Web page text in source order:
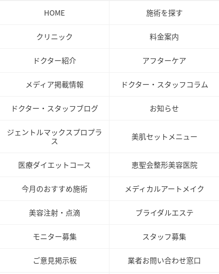
HOME 施術を探す
クリニック 料金案内
ドクター紹介 アフターケア
メディア掲載情報 ドクター・スタッフコラム
ドクター・スタッフブログ お知らせ
ジェントルマックスプロプラ
ス
美肌セットメニュー
医療ダイエットコース 恵聖会整形美容医院
今月のおすすめ施術 メディカルアートメイク
美容注射・点滴 ブライダルエステ
モニター募集 スタッフ募集
ご意見掲示板 業者お問い合わせ窓口